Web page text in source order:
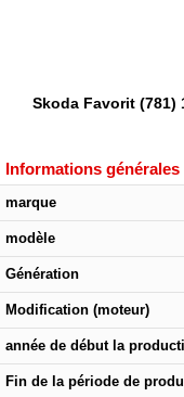
Skoda Favorit (781)
Informations générales
marque
modèle
Génération
Modification (moteur)
année de début la
Fin de la période de